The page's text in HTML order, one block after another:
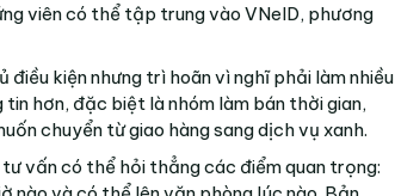
viên có thể tập trung vào VNeID, phương
kiện nhưng trì hoãn vì nghĩ phải làm nhiều
hơn, đặc biệt là nhóm làm bán thời gian,
chuyển từ giao hàng sang dịch vụ xanh.
vấn có thể hỏi thẳng các điểm quan trọng: